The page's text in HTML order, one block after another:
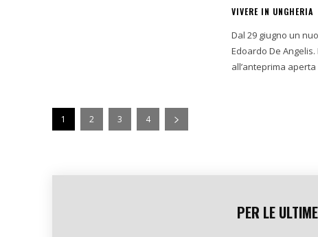
VIVERE IN UNGHERIA
Dal 29 giugno un
Edoardo De Angelis. L’attore protagonista Massimiliano Rossi sarà presente
all’anteprima
1 2 3 4
PER LE